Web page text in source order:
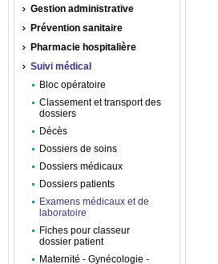
Gestion administrative
Prévention sanitaire
Pharmacie hospitalière
Suivi médical
Bloc opératoire
Classement et transport des
dossiers
Décès
Dossiers de soins
Dossiers médicaux
Dossiers patients
Examens médicaux et de
laboratoire
Fiches pour classeur
dossier patient
Maternité - Gynécologie -